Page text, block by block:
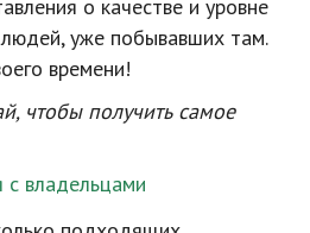
о качестве и уровне
уже побывавших там.
времени!
чтобы получить самое
владельцами